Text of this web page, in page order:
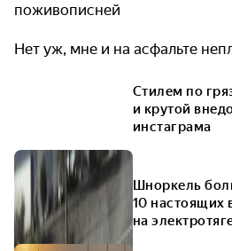
поживописней
Нет уж, мне и на асфальте
Стилем по
и крутой
инстаграма
Шноркель
10 настоящих
на